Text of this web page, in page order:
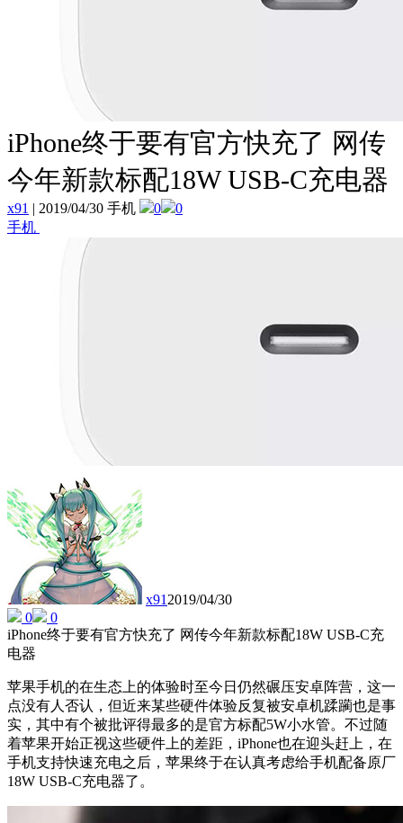
iPhone终于要有官方快充了 网传
今年新款标配18W USB-C充电器
x91 | 2019/04/30 手机 0
0
手机
x912019/04/30
0
0
iPhone终于要有官方快充了 网传今年新款标配18W USB-C充
电器
苹果手机的在生态上的体验时至今日仍然碾压安卓阵营，这一
点没有人否认，但近来某些硬件体验反复被安卓机蹂躏也是事
实，其中有个被批评得最多的是官方标配5W小水管。不过随
着苹果开始正视这些硬件上的差距，iPhone也在迎头赶上，在
手机支持快速充电之后，苹果终于在认真考虑给手机配备原厂
18W USB-C充电器了。